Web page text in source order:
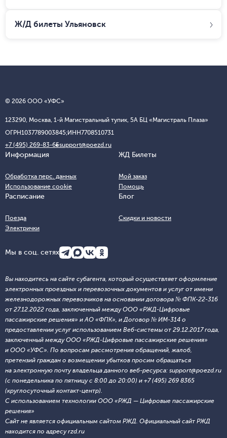
Ж/Д билеты Ульяновск
© 2026 ООО «УФС»
123290, Москва, 1-й Магистральный тупик, 5А БЦ «Магистраль Плаза»
ОГРН1037789003845;ИНН7708510731
+7 (495) 269-83-65support@poezd.ru
Информация
Обработка перс. данных
Использование cookie
ЖД Билеты
Мой заказ
Помощь
Расписание
Поезда
Электрички
Блог
Скидки и новости
Мы в соц. сетях
Вы находитесь на сайте субагента, который осуществляет оформление
электронных проездных и перевозочных документов и услуг от имени
железнодорожных перевозчиков на основании договора № ФПК-22-316
от 27.12.2022 года, заключенный между ООО «РЖД-Цифровые
пассажирские решения» и АО «ФПК», и Договор № ИМ-314 о
предоставлении услуг использованием Веб-системы от 29.12.2017 года,
заключенный между ООО «РЖД-Цифровые пассажирские решения»
и ООО «УФС». По вопросам рассмотрения обращений, жалоб,
претензий граждан о возмещении убытков просим обращаться
на электронную почту владельца данного веб-ресурса: support@poezd.ru
(с понедельника по пятницу с 8:00 до 20:00) и +7 (495) 269 8365
(круглосуточный контакт-центр).
С использованием технологии ООО «РЖД — Цифровые пассажирские
решения»
Сайт не является официальным сайтом РЖД. Официальный сайт РЖД
находится по адресу rzd.ru